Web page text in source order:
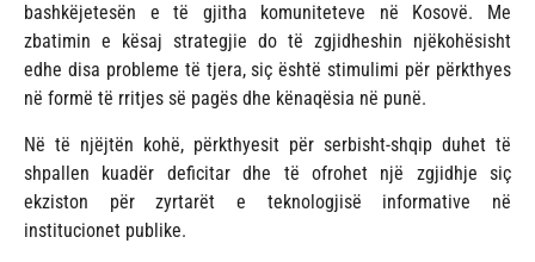
bashkëjetesën e të gjitha komuniteteve në Kosovë. Me
zbatimin e kësaj strategjie do të zgjidheshin njëkohësisht
edhe disa probleme të tjera, siç është stimulimi për përkthyes
në formë të rritjes së pagës dhe kënaqësia në punë.
Në të njëjtën kohë, përkthyesit për serbisht-shqip duhet të
shpallen kuadër deficitar dhe të ofrohet një zgjidhje siç
ekziston për zyrtarët e teknologjisë informative në
institucionet publike.